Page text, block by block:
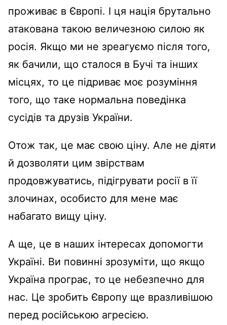
проживає в Європі. І ця нація брутально
атакована такою величезною силою як
росія. Якщо ми не зреагуємо після того,
як бачили, що сталося в Бучі та інших
місцях, то це підриває моє розуміння
того, що таке нормальна поведінка
сусідів та друзів України.
Отож так, це має свою ціну. Але не діяти
й дозволяти цим звірствам
продовжуватись, підігрувати росії в її
злочинах, особисто для мене має
набагато вищу ціну.
А ще, це в наших інтересах допомогти
Україні. Ви повинні зрозуміти, що якщо
Україна програє, то це небезпечно для
нас. Це зробить Європу ще вразливішою
перед російською агресією.